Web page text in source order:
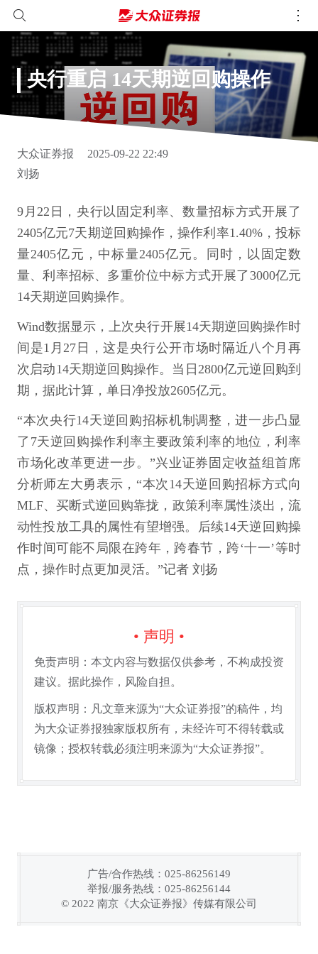
央行重启 14天期逆回购操作
大众证券报
2025-09-22 22:49
刘扬
9月22日，央行以固定利率、数量招标方式开展了
2405亿元7天期逆回购操作，操作利率1.40%，投标
量2405亿元，中标量2405亿元。同时，以固定数
量、利率招标、多重价位中标方式开展了3000亿元
14天期逆回购操作。
Wind数据显示，上次央行开展14天期逆回购操作时
间是1月27日，这是央行公开市场时隔近八个月再
次启动14天期逆回购操作。当日2800亿元逆回购到
期，据此计算，单日净投放2605亿元。
“本次央行14天逆回购招标机制调整，进一步凸显
了7天逆回购操作利率主要政策利率的地位，利率
市场化改革更进一步。”兴业证券固定收益组首席
分析师左大勇表示，“本次14天逆回购招标方式向
MLF、买断式逆回购靠拢，政策利率属性淡出，流
动性投放工具的属性有望增强。后续14天逆回购操
作时间可能不局限在跨年，跨春节，跨‘十一’等时
点，操作时点更加灵活。”记者 刘扬
• 声明 •
免责声明：本文内容与数据仅供参考，不构成投资
建议。据此操作，风险自担。
版权声明：凡文章来源为“大众证券报”的稿件，均
为大众证券报独家版权所有，未经许可不得转载或
镜像；授权转载必须注明来源为“大众证券报”。
广告/合作热线：025-86256149
举报/服务热线：025-86256144
© 2022 南京《大众证券报》传媒有限公司
链接复制成功！